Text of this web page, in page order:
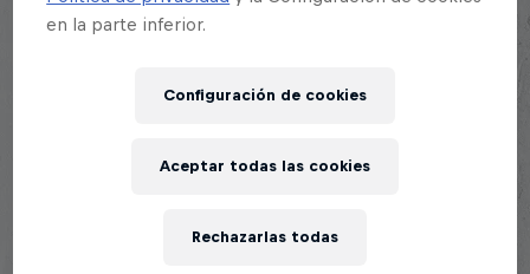
EXPLORA TODAS SUS
en la parte inferior.
Configuración de cookies
Rechazarlas todas
Aceptar todas las cookies